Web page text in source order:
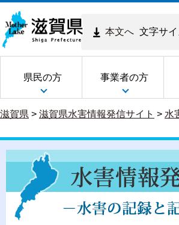
本文へ 文字サ
県民の方 事業者の方
滋賀県 > 滋賀県水害情報発信サイト > 水